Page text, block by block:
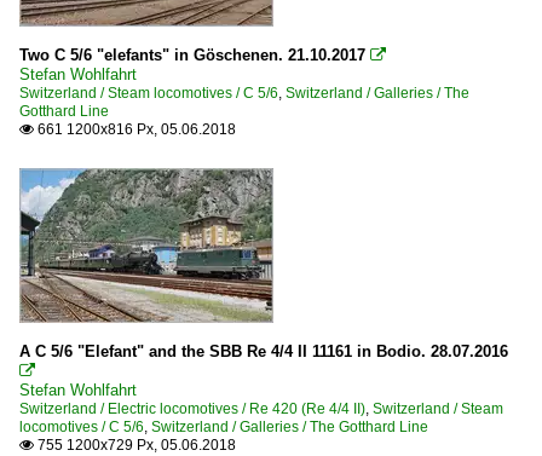
Two C 5/6 "elefants" in Göschenen. 21.10.2017 
Stefan Wohlfahrt
Switzerland / Steam locomotives / C 5/6, Switzerland / Galleries / The
Gotthard Line
 661 1200x816 Px, 05.06.2018
A C 5/6 "Elefant" and the SBB Re 4/4 II 11161 in Bodio. 28.07.2016

Stefan Wohlfahrt
Switzerland / Electric locomotives / Re 420 (Re 4/4 II), Switzerland / Steam
locomotives / C 5/6, Switzerland / Galleries / The Gotthard Line
 755 1200x729 Px, 05.06.2018